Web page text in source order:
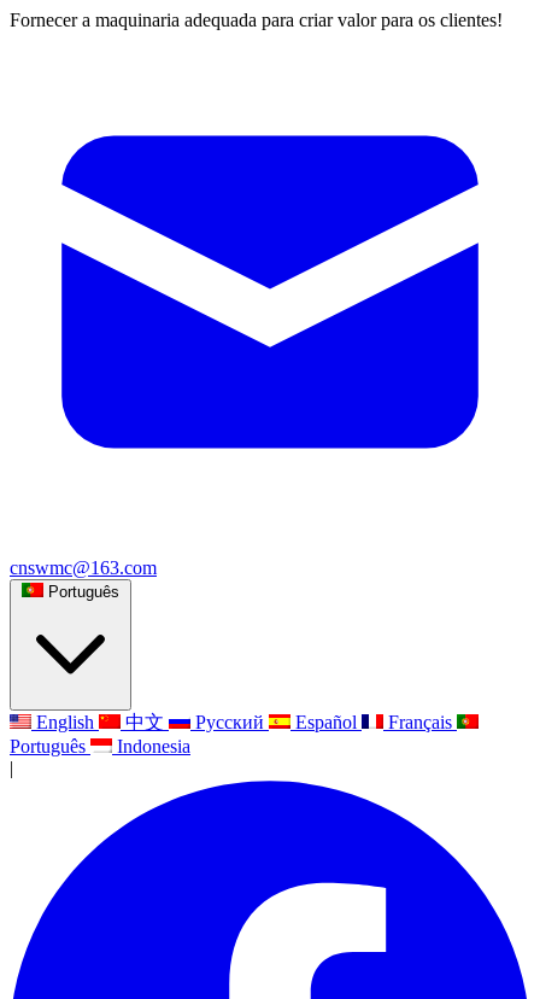
Fornecer a maquinaria adequada para criar valor para os clientes!
cnswmc@163.com
Português
English 中文 Русский Español
Français
Português
Indonesia
|